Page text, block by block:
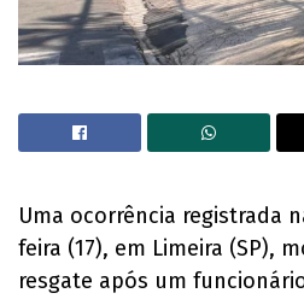
Uma ocorrência registrada
feira (17), em Limeira (SP),
resgate após um